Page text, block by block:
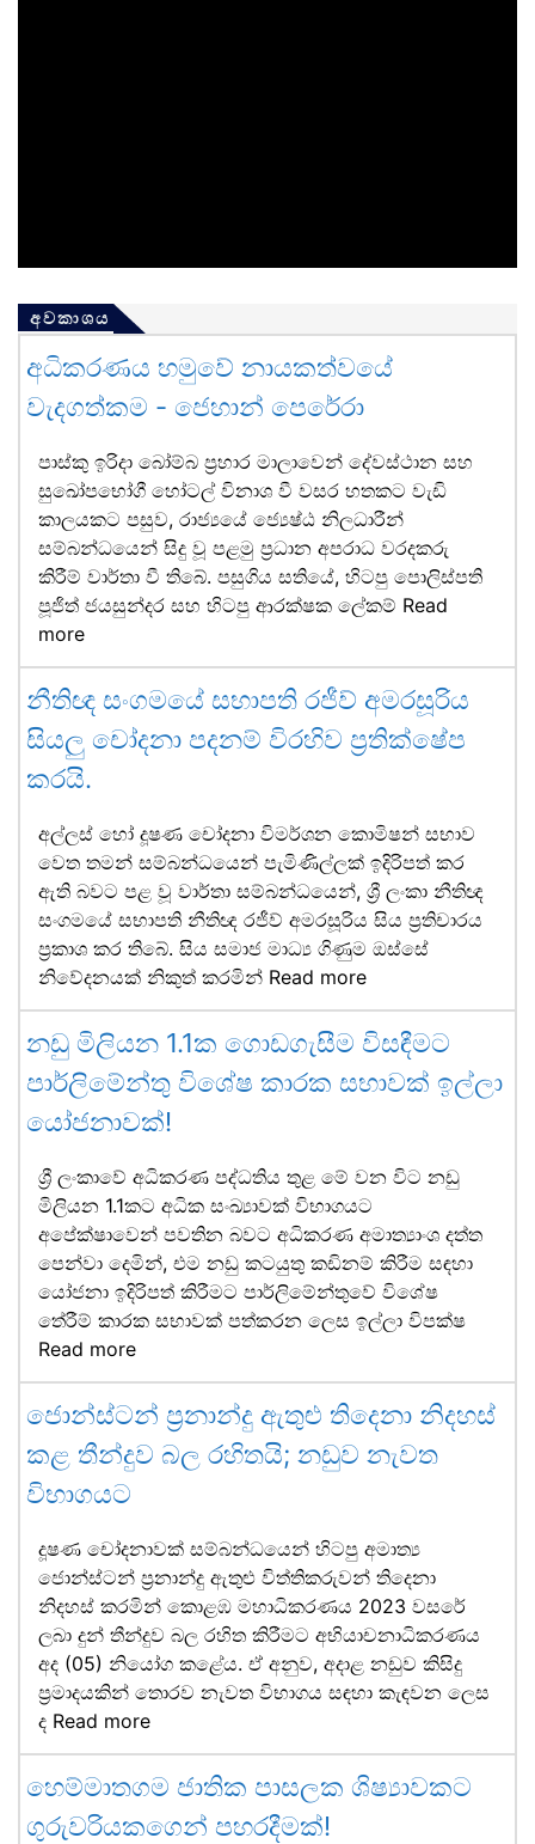
අවකාශය
අධිකරණය හමුවේ නායකත්වයේ
වැදගත්කම - ජෙහාන් පෙරේරා
පාස්කු ඉරිදා බෝම්බ ප්‍රහාර මාලාවෙන් දේවස්ථාන සහ
සුඛෝපභෝගී හෝටල් විනාශ වී වසර හතකට වැඩි
කාලයකට පසුව, රාජ්‍යයේ ජ්‍යෙෂ්ඨ නිලධාරීන්
සම්බන්ධයෙන් සිදු වූ පළමු ප්‍රධාන අපරාධ වරදකරු
කිරීම් වාර්තා වී තිබේ. පසුගිය සතියේ, හිටපු පොලිස්පති
පූජිත් ජයසුන්දර සහ හිටපු ආරක්ෂක ලේකම් Read
more
නීතිඥ සංගමයේ සභාපති රජීව් අමරසූරිය
සියලු චෝදනා පදනම් විරහිව ප්‍රතික්ෂේප
කරයි.
අල්ලස් හෝ දූෂණ චෝදනා විමර්ශන කොමිෂන් සභාව
වෙත තමන් සම්බන්ධයෙන් පැමිණිල්ලක් ඉදිරිපත් කර
ඇති බවට පළ වූ වාර්තා සම්බන්ධයෙන්, ශ්‍රී ලංකා නීතිඥ
සංගමයේ සභාපති නීතිඥ රජීව් අමරසූරිය සිය ප්‍රතිචාරය
ප්‍රකාශ කර තිබේ. සිය සමාජ මාධ්‍ය ගිණුම ඔස්සේ
නිවේදනයක් නිකුත් කරමින් Read more
නඩු මිලියන 1.1ක ගොඩගැසීම විසඳීමට
පාර්ලිමේන්තු විශේෂ කාරක සභාවක් ඉල්ලා
යෝජනාවක්!
ශ්‍රී ලංකාවේ අධිකරණ පද්ධතිය තුළ මේ වන විට නඩු
මිලියන 1.1කට අධික සංඛ්‍යාවක් විභාගයට
අපේක්ෂාවෙන් පවතින බවට අධිකරණ අමාත්‍යාංශ දත්ත
පෙන්වා දෙමින්, එම නඩු කටයුතු කඩිනම් කිරීම සඳහා
යෝජනා ඉදිරිපත් කිරීමට පාර්ලිමේන්තුවේ විශේෂ
තේරීම් කාරක සභාවක් පත්කරන ලෙස ඉල්ලා විපක්ෂ
Read more
ජොන්ස්ටන් ප්‍රනාන්දු ඇතුළු තිදෙනා නිදහස්
කළ තීන්දුව බල රහිතයි; නඩුව නැවත
විභාගයට
දූෂණ චෝදනාවක් සම්බන්ධයෙන් හිටපු අමාත්‍ය
ජොන්ස්ටන් ප්‍රනාන්දු ඇතුළු විත්තිකරුවන් තිදෙනා
නිදහස් කරමින් කොළඹ මහාධිකරණය 2023 වසරේ
ලබා දුන් තීන්දුව බල රහිත කිරීමට අභියාචනාධිකරණය
අද (05) නියෝග කළේය. ඒ අනුව, අදාළ නඩුව කිසිදු
ප්‍රමාදයකින් තොරව නැවත විභාගය සඳහා කැඳවන ලෙස
ද Read more
හෙම්මාතගම ජාතික පාසලක ශිෂ්‍යාවකට
ගුරුවරියකගෙන් පහරදීමක්!